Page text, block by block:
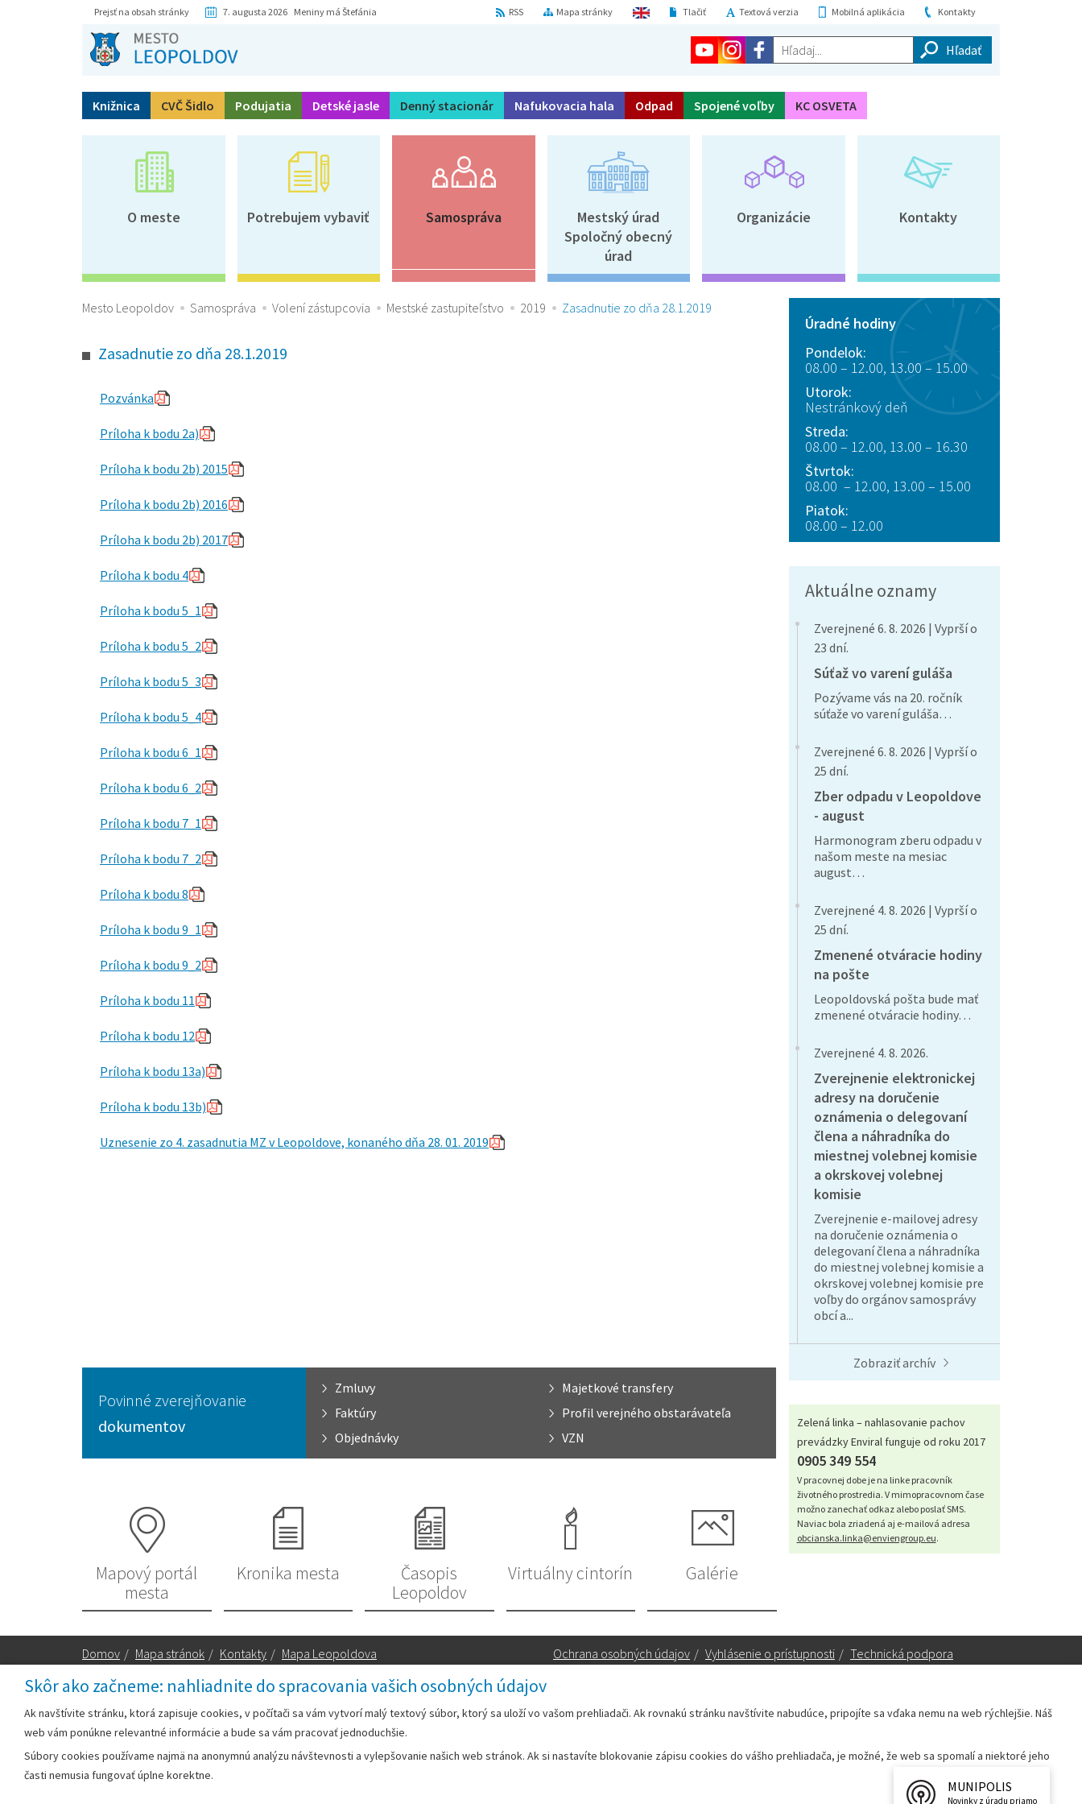
Skôr ako začneme: nahliadnite do spracovania vašich osobných údajov
Ak navštívite stránku, ktorá zapisuje cookies, v počítači sa vám vytvorí malý textový súbor, ktorý sa uloží vo vašom prehliadači. Ak rovnakú stránku navštívite nabudúce, pripojíte sa vďaka nemu na web rýchlejšie. Náš
web vám ponúkne relevantné informácie a bude sa vám pracovať jednoduchšie.
Súbory cookies používame najmä na anonymnú analýzu návštevnosti a vylepšovanie našich web stránok. Ak si nastavíte blokovanie zápisu cookies do vášho prehliadača, je možné, že web sa spomalí a niektoré jeho
časti nemusia fungovať úplne korektne.
Prejsť na obsah stránky 7. augusta 2026 Meniny má Štefánia Kontakty
Mobilná aplikácia
Textová verzia
Tlačiť
Mapa stránky
RSS
Hľadaj...
Knižnica CVČ Šidlo Podujatia Detské jasle Denný stacionár Nafukovacia hala Odpad Spojené voľby KC OSVETA
O meste Potrebujem vybaviť Samospráva
Mestský úrad
Spoločný obecný
úrad
Organizácie Kontakty
Mesto Leopoldov Samospráva Volení zástupcovia Mestské zastupiteľstvo 2019 Zasadnutie zo dňa 28.1.2019
Zasadnutie zo dňa 28.1.2019
Pozvánka
Príloha k bodu 2a)
Príloha k bodu 2b) 2015
Príloha k bodu 2b) 2016
Príloha k bodu 2b) 2017
Príloha k bodu 4
Príloha k bodu 5_1
Príloha k bodu 5_2
Príloha k bodu 5_3
Príloha k bodu 5_4
Príloha k bodu 6_1
Príloha k bodu 6_2
Príloha k bodu 7_1
Príloha k bodu 7_2
Príloha k bodu 8
Príloha k bodu 9_1
Príloha k bodu 9_2
Príloha k bodu 11
Príloha k bodu 12
Príloha k bodu 13a)
Príloha k bodu 13b)
Uznesenie zo 4. zasadnutia MZ v Leopoldove, konaného dňa 28. 01. 2019
Povinné zverejňovanie
dokumentov
Zmluvy
Majetkové transfery
Faktúry
Profil verejného obstarávateľa
Objednávky
VZN
Mapový portál
mesta
Kronika mesta
Časopis
Leopoldov
Virtuálny cintorín Galérie
Úradné hodiny
Pondelok:
08.00 – 12.00, 13.00 – 15.00
Utorok:
Nestránkový deň
Streda:
08.00 – 12.00, 13.00 – 16.30
Štvrtok:
08.00 – 12.00, 13.00 – 15.00
Piatok:
08.00 – 12.00
Aktuálne oznamy
Zverejnené 6. 8. 2026 | Vyprší o
23 dní.
Súťaž vo varení guláša
Pozývame vás na 20. ročník
súťaže vo varení guláša…
Zverejnené 6. 8. 2026 | Vyprší o
25 dní.
Zber odpadu v Leopoldove
- august
Harmonogram zberu odpadu v
našom meste na mesiac
august…
Zverejnené 4. 8. 2026 | Vyprší o
25 dní.
Zmenené otváracie hodiny
na pošte
Leopoldovská pošta bude mať
zmenené otváracie hodiny…
Zverejnené 4. 8. 2026.
Zverejnenie elektronickej
adresy na doručenie
oznámenia o delegovaní
člena a náhradníka do
miestnej volebnej komisie
a okrskovej volebnej
komisie
Zverejnenie e-mailovej adresy
na doručenie oznámenia o
delegovaní člena a náhradníka
do miestnej volebnej komisie a
okrskovej volebnej komisie pre
voľby do orgánov samosprávy
obcí a...
Zobraziť archív
Zelená linka – nahlasovanie pachov
prevádzky Enviral funguje od roku 2017
0905 349 554
V pracovnej dobe je na linke pracovník
životného prostredia. V mimopracovnom čase
možno zanechať odkaz alebo poslať SMS.
Naviac bola zriadená aj e-mailová adresa
obcianska.linka@enviengroup.eu.
Domov / Mapa stránok / Kontakty / Mapa Leopoldova Ochrana osobných údajov / Vyhlásenie o prístupnosti / Technická podpora
Mestský úrad Leopoldov
Hlohovská cesta 1818/2A
Email:mesto@leopoldov.sk
Primátorka:primatorka@leopoldov.sk
webmaster@leopoldov.sk
MUNIPOLIS
Novinky z úradu priamo